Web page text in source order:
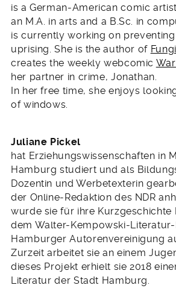
is a German-American comic
an M.A. in arts and a B.Sc. in
is currently working on
uprising. She is the author of
creates the weekly webcomic
her partner in crime, Jonathan.
In her free time, she enjoys
of windows.
Juliane Pickel
hat Erziehungswissenschaften in
Hamburg studiert und als
Dozentin und Werbetexterin
der Online-Redaktion des NDR
wurde sie für ihre Kurzgeschichte
dem Walter-Kempowski-
Hamburger Autorenvereinigung
Zurzeit arbeitet sie an einem
dieses Projekt erhielt sie 2018
Literatur der Stadt Hamburg.